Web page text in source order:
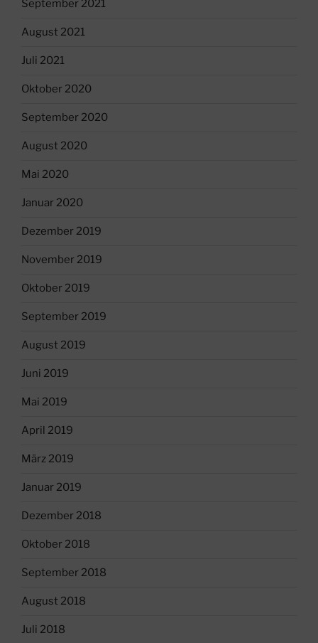
September 2021
August 2021
Juli 2021
Oktober 2020
September 2020
August 2020
Mai 2020
Januar 2020
Dezember 2019
November 2019
Oktober 2019
September 2019
August 2019
Juni 2019
Mai 2019
April 2019
März 2019
Januar 2019
Dezember 2018
Oktober 2018
September 2018
August 2018
Juli 2018